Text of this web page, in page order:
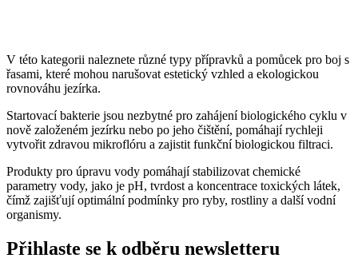
V této kategorii naleznete různé typy přípravků a pomůcek pro boj s
řasami, které mohou narušovat estetický vzhled a ekologickou
rovnováhu jezírka.
Startovací bakterie jsou nezbytné pro zahájení biologického cyklu v
nově založeném jezírku nebo po jeho čištění, pomáhají rychleji
vytvořit zdravou mikroflóru a zajistit funkční biologickou filtraci.
Produkty pro úpravu vody pomáhají stabilizovat chemické
parametry vody, jako je pH, tvrdost a koncentrace toxických látek,
čímž zajišťují optimální podmínky pro ryby, rostliny a další vodní
organismy.
Přihlaste se k odběru newsletteru